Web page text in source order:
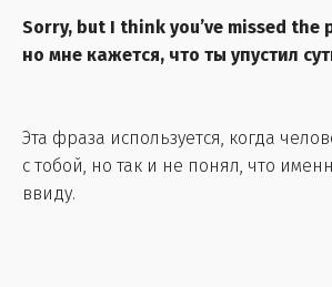
Sorry, but I think you’ve missed the
но мне кажется, что ты упустил
Эта фраза используется, когда
с тобой, но так и не понял, что
ввиду.